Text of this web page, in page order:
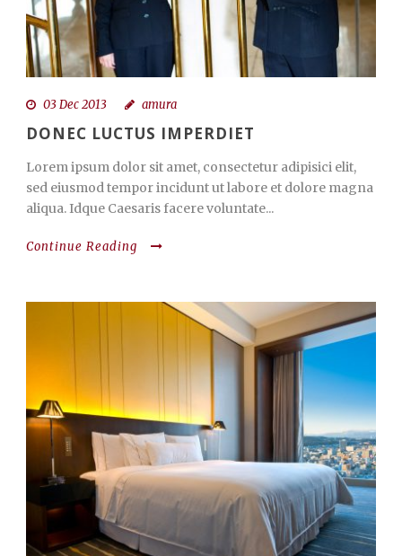
03 Dec 2013 amura
DONEC LUCTUS IMPERDIET
Lorem ipsum dolor sit amet, consectetur adipisici elit,
sed eiusmod tempor incidunt ut labore et dolore magna
aliqua. Idque Caesaris facere voluntate...
Continue Reading